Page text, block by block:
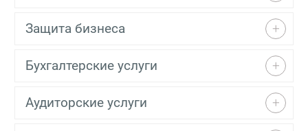
Защита бизнеса
Бухгалтерские услуги
Аудиторские услуги